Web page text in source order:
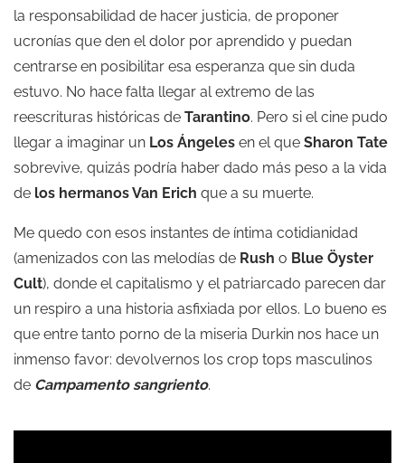
la responsabilidad de hacer justicia, de proponer
ucronías que den el dolor por aprendido y puedan
centrarse en posibilitar esa esperanza que sin duda
estuvo. No hace falta llegar al extremo de las
reescrituras históricas de Tarantino. Pero si el cine pudo
llegar a imaginar un Los Ángeles en el que Sharon Tate
sobrevive, quizás podría haber dado más peso a la vida
de los hermanos Van Erich que a su muerte.
Me quedo con esos instantes de íntima cotidianidad
(amenizados con las melodías de Rush o Blue Öyster
Cult), donde el capitalismo y el patriarcado parecen dar
un respiro a una historia asfixiada por ellos. Lo bueno es
que entre tanto porno de la miseria Durkin nos hace un
inmenso favor: devolvernos los crop tops masculinos
de Campamento sangriento.